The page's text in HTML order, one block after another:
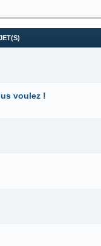
voulez !